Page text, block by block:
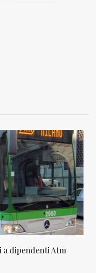
20/01